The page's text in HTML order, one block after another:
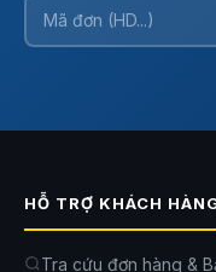
HỖ TRỢ KHÁCH
Tra cứu đơn hàng &